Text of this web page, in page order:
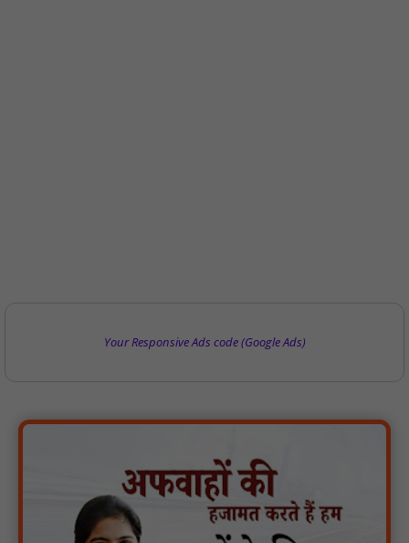
Your Responsive Ads code (Google Ads)